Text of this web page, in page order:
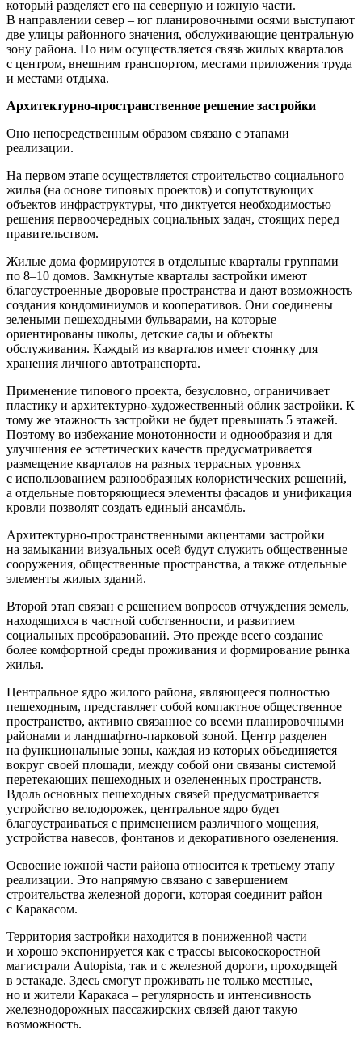
который разделяет его на северную и южную части.
В направлении север – юг планировочными осями выступают
две улицы районного значения, обслуживающие центральную
зону района. По ним осуществляется связь жилых кварталов
с центром, внешним транспортом, местами приложения труда
и местами отдыха.
Архитектурно-пространственное решение застройки
Оно непосредственным образом связано с этапами
реализации.
На первом этапе осуществляется строительство социального
жилья (на основе типовых проектов) и сопутствующих
объектов инфраструктуры, что диктуется необходимостью
решения первоочередных социальных задач, стоящих перед
правительством.
Жилые дома формируются в отдельные кварталы группами
по 8–10 домов. Замкнутые кварталы застройки имеют
благоустроенные дворовые пространства и дают возможность
создания кондоминиумов и кооперативов. Они соединены
зелеными пешеходными бульварами, на которые
ориентированы школы, детские сады и объекты
обслуживания. Каждый из кварталов имеет стоянку для
хранения личного автотранспорта.
Применение типового проекта, безусловно, ограничивает
пластику и архитектурно-художественный облик застройки. К
тому же этажность застройки не будет превышать 5 этажей.
Поэтому во избежание монотонности и однообразия и для
улучшения ее эстетических качеств предусматривается
размещение кварталов на разных террасных уровнях
с использованием разнообразных колористических решений,
а отдельные повторяющиеся элементы фасадов и унификация
кровли позволят создать единый ансамбль.
Архитектурно-пространственными акцентами застройки
на замыкании визуальных осей будут служить общественные
сооружения, общественные пространства, а также отдельные
элементы жилых зданий.
Второй этап связан с решением вопросов отчуждения земель,
находящихся в частной собственности, и развитием
социальных преобразований. Это прежде всего создание
более комфортной среды проживания и формирование рынка
жилья.
Центральное ядро жилого района, являющееся полностью
пешеходным, представляет собой компактное общественное
пространство, активно связанное со всеми планировочными
районами и ландшафтно-парковой зоной. Центр разделен
на функциональные зоны, каждая из которых объединяется
вокруг своей площади, между собой они связаны системой
перетекающих пешеходных и озелененных пространств.
Вдоль основных пешеходных связей предусматривается
устройство велодорожек, центральное ядро будет
благоустраиваться с применением различного мощения,
устройства навесов, фонтанов и декоративного озеленения.
Освоение южной части района относится к третьему этапу
реализации. Это напрямую связано с завершением
строительства железной дороги, которая соединит район
с Каракасом.
Территория застройки находится в пониженной части
и хорошо экспонируется как с трассы высокоскоростной
магистрали Autopista, так и с железной дороги, проходящей
в эстакаде. Здесь смогут проживать не только местные,
но и жители Каракаса – регулярность и интенсивность
железнодорожных пассажирских связей дают такую
возможность.